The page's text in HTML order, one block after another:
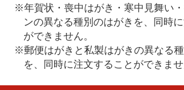
※年賀状・喪中はがき・寒中見舞い
ンの異なる種別のはがきを、同時
ができません。
※郵便はがきと私製はがきの異なる
を、同時に注文することができませ